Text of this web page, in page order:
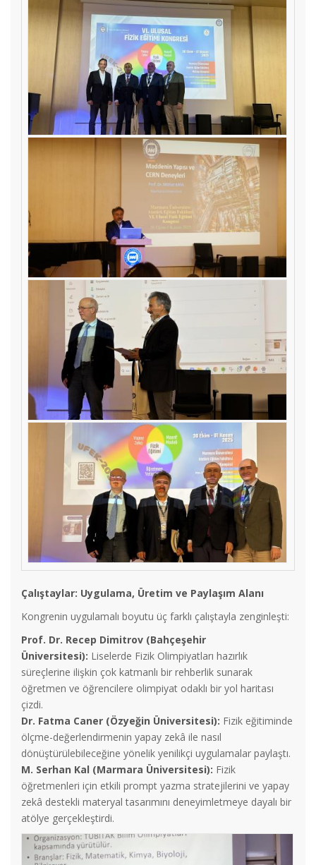
Çalıştaylar: Uygulama, Üretim ve Paylaşım Alanı
Kongrenin uygulamalı boyutu üç farklı çalıştayla zenginleşti:
Prof. Dr. Recep Dimitrov (Bahçeşehir
Üniversitesi): Liselerde Fizik Olimpiyatları hazırlık
süreçlerine ilişkin çok katmanlı bir rehberlik sunarak
öğretmen ve öğrencilere olimpiyat odaklı bir yol haritası
çizdi.
Dr. Fatma Caner (Özyeğin Üniversitesi): Fizik eğitiminde
ölçme-değerlendirmenin yapay zekâ ile nasıl
dönüştürülebileceğine yönelik yenilikçi uygulamalar paylaştı.
M. Serhan Kal (Marmara Üniversitesi): Fizik
öğretmenleri için etkili prompt yazma stratejilerini ve yapay
zekâ destekli materyal tasarımını deneyimletmeye dayalı bir
atölye gerçekleştirdi.